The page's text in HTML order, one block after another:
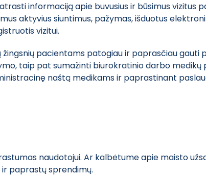
informaciją apie buvusius ir būsimus vizitus
aktyvius siuntimus, pažymas, išduotus
vizitui.
žingsnių pacientams patogiau ir paprasčiau gauti
taip pat sumažinti biurokratinio darbo medikų
naštą medikams ir paprastinant
naudotojui. Ar kalbėtume apie maisto
paprastų sprendimų.